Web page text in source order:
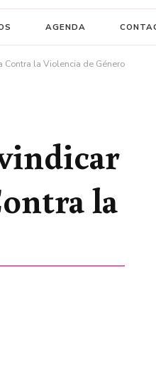
AGENDA
Contra la Violencia de Género
la